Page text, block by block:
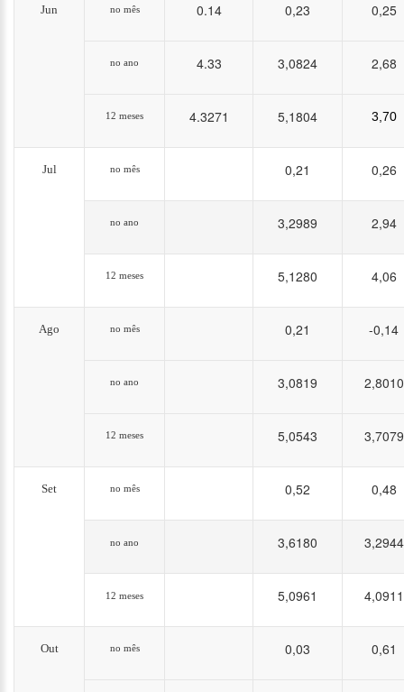
Jun no mês 0.14 0,23 0,25
no ano 4.33 3,0824 2,68
12 meses 4.3271 5,1804 3,70
Jul no mês 0,21 0,26
no ano 3,2989 2,94
12 meses 5,1280 4,06
Ago no mês 0,21 -0,14
no ano 3,0819 2,8010
12 meses 5,0543 3,7079
Set no mês 0,52 0,48
no ano 3,6180 3,2944
12 meses 5,0961 4,0911
Out no mês 0,03 0,61